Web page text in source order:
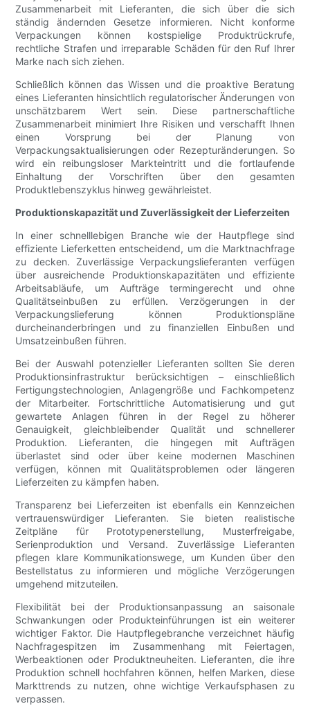
Zusammenarbeit mit Lieferanten, die sich über die sich
ständig ändernden Gesetze informieren. Nicht konforme
Verpackungen können kostspielige Produktrückrufe,
rechtliche Strafen und irreparable Schäden für den Ruf Ihrer
Marke nach sich ziehen.
Schließlich können das Wissen und die proaktive Beratung
eines Lieferanten hinsichtlich regulatorischer Änderungen von
unschätzbarem Wert sein. Diese partnerschaftliche
Zusammenarbeit minimiert Ihre Risiken und verschafft Ihnen
einen Vorsprung bei der Planung von
Verpackungsaktualisierungen oder Rezepturänderungen. So
wird ein reibungsloser Markteintritt und die fortlaufende
Einhaltung der Vorschriften über den gesamten
Produktlebenszyklus hinweg gewährleistet.
Produktionskapazität und Zuverlässigkeit der Lieferzeiten
In einer schnelllebigen Branche wie der Hautpflege sind
effiziente Lieferketten entscheidend, um die Marktnachfrage
zu decken. Zuverlässige Verpackungslieferanten verfügen
über ausreichende Produktionskapazitäten und effiziente
Arbeitsabläufe, um Aufträge termingerecht und ohne
Qualitätseinbußen zu erfüllen. Verzögerungen in der
Verpackungslieferung können Produktionspläne
durcheinanderbringen und zu finanziellen Einbußen und
Umsatzeinbußen führen.
Bei der Auswahl potenzieller Lieferanten sollten Sie deren
Produktionsinfrastruktur berücksichtigen – einschließlich
Fertigungstechnologien, Anlagengröße und Fachkompetenz
der Mitarbeiter. Fortschrittliche Automatisierung und gut
gewartete Anlagen führen in der Regel zu höherer
Genauigkeit, gleichbleibender Qualität und schnellerer
Produktion. Lieferanten, die hingegen mit Aufträgen
überlastet sind oder über keine modernen Maschinen
verfügen, können mit Qualitätsproblemen oder längeren
Lieferzeiten zu kämpfen haben.
Transparenz bei Lieferzeiten ist ebenfalls ein Kennzeichen
vertrauenswürdiger Lieferanten. Sie bieten realistische
Zeitpläne für Prototypenerstellung, Musterfreigabe,
Serienproduktion und Versand. Zuverlässige Lieferanten
pflegen klare Kommunikationswege, um Kunden über den
Bestellstatus zu informieren und mögliche Verzögerungen
umgehend mitzuteilen.
Flexibilität bei der Produktionsanpassung an saisonale
Schwankungen oder Produkteinführungen ist ein weiterer
wichtiger Faktor. Die Hautpflegebranche verzeichnet häufig
Nachfragespitzen im Zusammenhang mit Feiertagen,
Werbeaktionen oder Produktneuheiten. Lieferanten, die ihre
Produktion schnell hochfahren können, helfen Marken, diese
Markttrends zu nutzen, ohne wichtige Verkaufsphasen zu
verpassen.